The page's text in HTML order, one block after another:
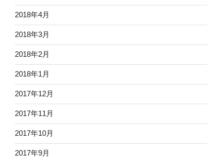
2018年4月
2018年3月
2018年2月
2018年1月
2017年12月
2017年11月
2017年10月
2017年9月